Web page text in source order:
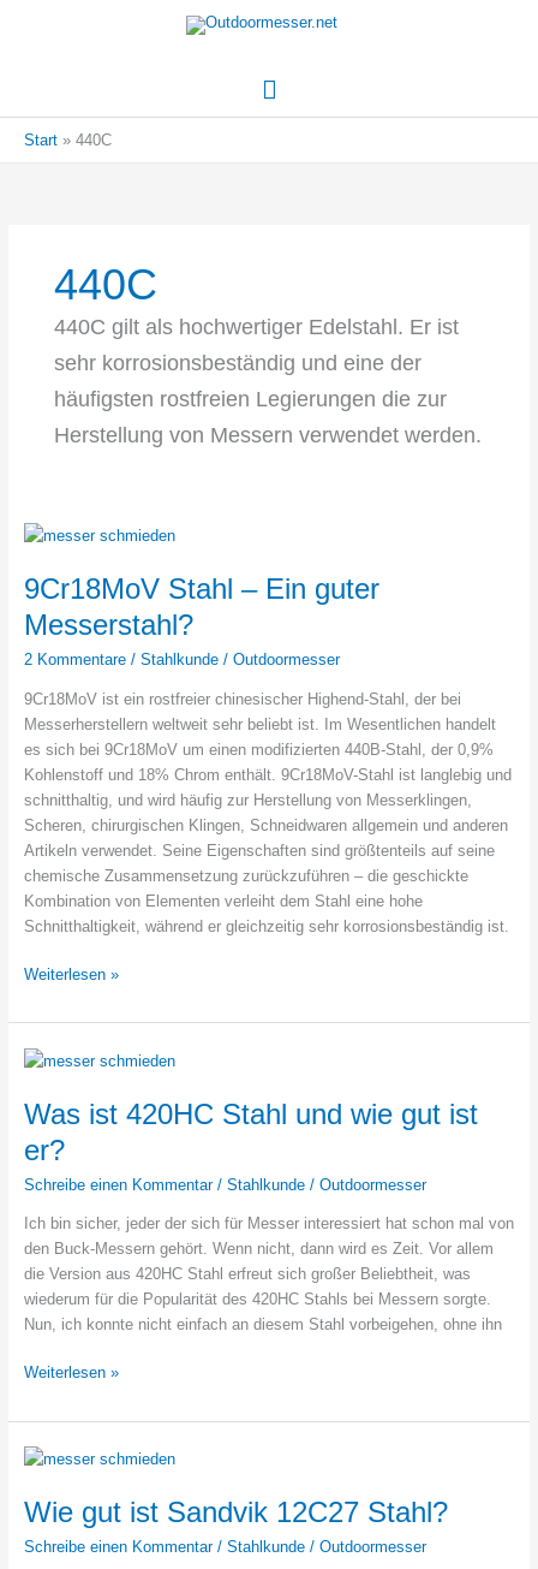
Hauptmenü
Start 440C
440C
440C gilt als hochwertiger Edelstahl. Er ist
sehr korrosionsbeständig und eine der
häufigsten rostfreien Legierungen die zur
Herstellung von Messern verwendet werden.
9Cr18MoV Stahl – Ein guter
Messerstahl?
2 Kommentare / Stahlkunde/ Outdoormesser
9Cr18MoV ist ein rostfreier chinesischer Highend-Stahl, der bei
Messerherstellern weltweit sehr beliebt ist. Im Wesentlichen handelt
es sich bei 9Cr18MoV um einen modifizierten 440B-Stahl, der 0,9%
Kohlenstoff und 18% Chrom enthält. 9Cr18MoV-Stahl ist langlebig und
schnitthaltig, und wird häufig zur Herstellung von Messerklingen,
Scheren, chirurgischen Klingen, Schneidwaren allgemein und anderen
Artikeln verwendet. Seine Eigenschaften sind größtenteils auf seine
chemische Zusammensetzung zurückzuführen – die geschickte
Kombination von Elementen verleiht dem Stahl eine hohe
Schnitthaltigkeit, während er gleichzeitig sehr korrosionsbeständig ist.
9Cr18MoV
–
Ein
Messerstahl?
Weiterlesen »
Was ist 420HC Stahl und wie gut ist
er?
Schreibe einen Kommentar / Stahlkunde/ Outdoormesser
Ich bin sicher, jeder der sich für Messer interessiert hat schon mal von
den Buck-Messern gehört. Wenn nicht, dann wird es Zeit. Vor allem
die Version aus 420HC Stahl erfreut sich großer Beliebtheit, was
wiederum für die Popularität des 420HC Stahls bei Messern sorgte.
Nun, ich konnte nicht einfach an diesem Stahl vorbeigehen, ohne ihn
Was
420HC
Stahl
wie
gut
ist
Weiterlesen »
Wie gut ist Sandvik 12C27 Stahl?
Schreibe einen Kommentar / Stahlkunde/ Outdoormesser